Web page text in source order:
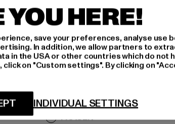
MÄNNER
FRAUEN
YOU HERE!
save your preferences, analyse use
In addition, we allow partners to
in the USA or other countries which do not
on "Custom settings". By clicking on
INDIVIDUAL SETTINGS